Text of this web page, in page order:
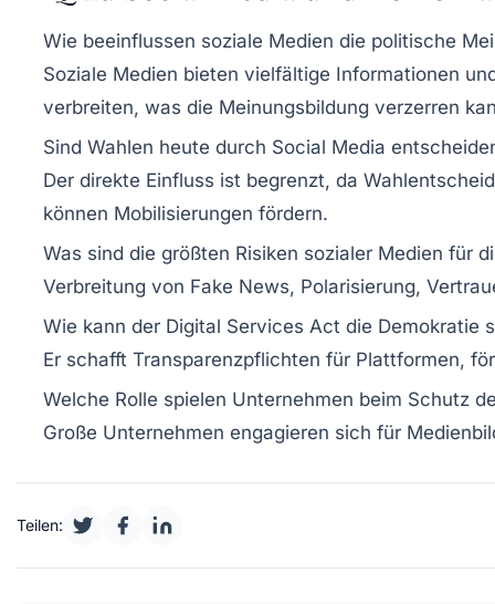
Wie beeinflussen soziale Medien die politische
Soziale Medien bieten vielfältige Informationen
verbreiten, was die Meinungsbildung verzerren
Sind Wahlen heute durch Social Media
Der direkte Einfluss ist begrenzt, da
können Mobilisierungen fördern.
Was sind die größten Risiken sozialer Medien für
Verbreitung von Fake News, Polarisierung,
Wie kann der Digital Services Act die Demokratie
Er schafft Transparenzpflichten für Plattformen,
Welche Rolle spielen Unternehmen beim Schutz
Große Unternehmen engagieren sich für
Teilen: